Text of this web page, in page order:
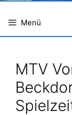
Menü
MTV